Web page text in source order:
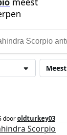
dooroldturkey03
Scorpio